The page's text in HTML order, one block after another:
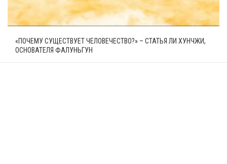
«ПОЧЕМУ СУЩЕСТВУЕТ ЧЕЛОВЕЧЕСТВО?» – СТАТЬЯ ЛИ ХУНЧЖИ,
ОСНОВАТЕЛЯ ФАЛУНЬГУН